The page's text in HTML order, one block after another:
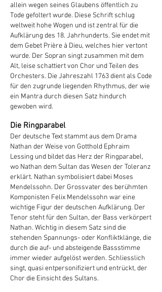
allein wegen seines Glaubens öffentlich zu
Tode gefoltert wurde. Diese Schrift schlug
weltweit hohe Wogen und ist zentral für die
Aufklärung des 18. Jahrhunderts. Sie endet mit
dem Gebet Prière à Dieu, welches hier vertont
wurde. Der Sopran singt zusammen mit dem
Alt, leise schattiert von Chor und Teilen des
Orchesters. Die Jahreszahl 1763 dient als Code
für den zugrunde liegenden Rhythmus, der wie
ein Mantra durch diesen Satz hindurch
gewoben wird.
Die Ringparabel
Der deutsche Text stammt aus dem Drama
Nathan der Weise von Gotthold Ephraim
Lessing und bildet das Herz der Ringparabel,
wo Nathan dem Sultan das Wesen der Toleranz
erklärt. Nathan symbolisiert dabei Moses
Mendelssohn. Der Grossvater des berühmten
Komponisten Felix Mendelssohn war eine
wichtige Figur der deutschen Aufklärung. Der
Tenor steht für den Sultan, der Bass verkörpert
Nathan. Wichtig in diesem Satz sind die
stehenden Spannungs- oder Konfliktklänge, die
durch die auf- und absteigende Bassstimme
immer wieder aufgelöst werden. Schliesslich
singt, quasi entpersonifiziert und entrückt, der
Chor die Einsicht des Sultans.